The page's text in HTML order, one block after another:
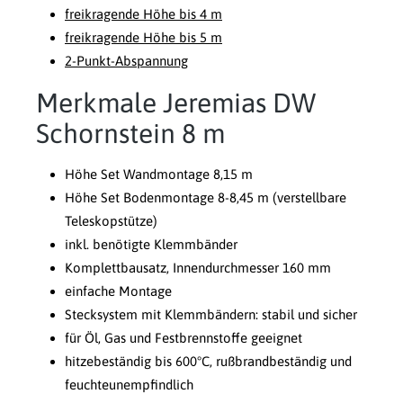
freikragende Höhe bis 4 m
freikragende Höhe bis 5 m
2-Punkt-Abspannung
Merkmale Jeremias DW
Schornstein 8 m
Höhe Set Wandmontage 8,15 m
Höhe Set Bodenmontage 8-8,45 m (verstellbare
Teleskopstütze)
inkl. benötigte Klemmbänder
Komplettbausatz, Innendurchmesser 160 mm
einfache Montage
Stecksystem mit Klemmbändern: stabil und sicher
für Öl, Gas und Festbrennstoffe geeignet
hitzebeständig bis 600°C, rußbrandbeständig und
feuchteunempfindlich